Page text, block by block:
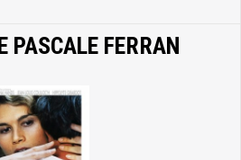
PASCALE FERRAN